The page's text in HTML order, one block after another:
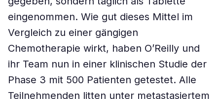
eingenommen. Wie gut dieses Mittel im
Vergleich zu einer gängigen
Chemotherapie wirkt, haben O’Reilly und
ihr Team nun in einer klinischen Studie der
Phase 3 mit 500 Patienten getestet. Alle
Teilnehmenden litten unter metastasiertem